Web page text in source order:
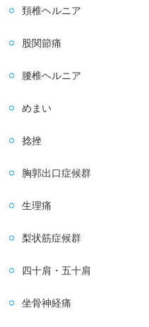
頚椎ヘルニア
股関節痛
腰椎ヘルニア
めまい
捻挫
胸郭出口症候群
生理痛
梨状筋症候群
四十肩・五十肩
坐骨神経痛